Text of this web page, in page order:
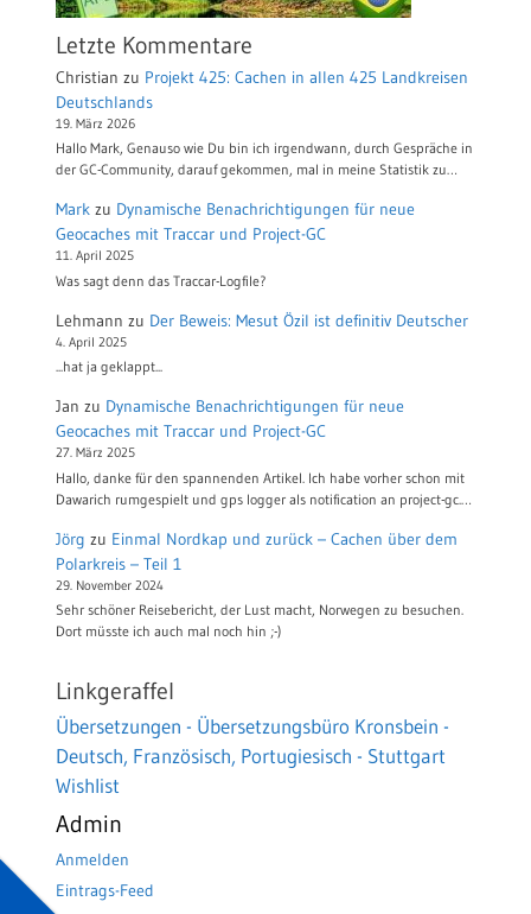
Letzte Kommentare
Christian zu Projekt 425: Cachen in allen 425 Landkreisen
Deutschlands
19. März 2026
Hallo Mark, Genauso wie Du bin ich irgendwann, durch Gespräche in
der GC-Community, darauf gekommen, mal in meine Statistik zu…
Mark zu Dynamische Benachrichtigungen für neue
Geocaches mit Traccar und Project-GC
11. April 2025
Was sagt denn das Traccar-Logfile?
Lehmann zu Der Beweis: Mesut Özil ist definitiv Deutscher
4. April 2025
...hat ja geklappt...
Jan zu Dynamische Benachrichtigungen für neue
Geocaches mit Traccar und Project-GC
27. März 2025
Hallo, danke für den spannenden Artikel. Ich habe vorher schon mit
Dawarich rumgespielt und gps logger als notification an project-gc.…
Jörg zu Einmal Nordkap und zurück – Cachen über dem
Polarkreis – Teil 1
29. November 2024
Sehr schöner Reisebericht, der Lust macht, Norwegen zu besuchen.
Dort müsste ich auch mal noch hin ;-)
Linkgeraffel
Übersetzungen - Übersetzungsbüro Kronsbein -
Deutsch, Französisch, Portugiesisch - Stuttgart
Wishlist
Admin
Anmelden
Eintrags-Feed